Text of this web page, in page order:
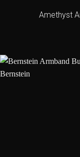
Amethyst